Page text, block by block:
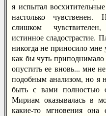
я испытал
настолько чувственен.
слишком
истинное сладострастие.
никогда не приносило мне
как бы чуть приподнимало
опустить ее вновь... мне
подобным анализом, но я
быть с вами полностью
Мириам оказывалась в
какие-то мгновения она